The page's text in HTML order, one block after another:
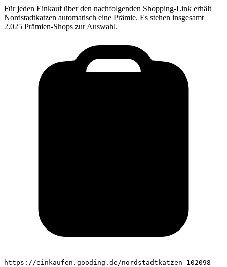
Für jeden Einkauf über den nachfolgenden Shopping-Link erhält
Nordstadtkatzen automatisch eine Prämie. Es stehen insgesamt
2.025 Prämien-Shops zur Auswahl.
https://einkaufen.gooding.de/nordstadtkatzen-102098